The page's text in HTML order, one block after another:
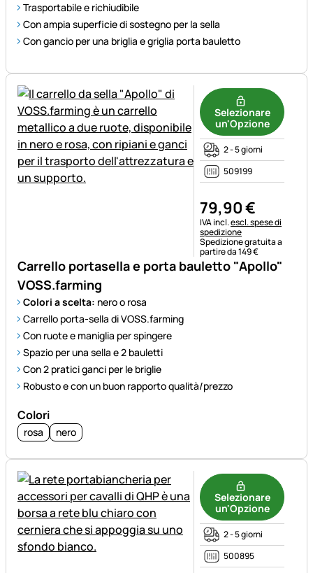
Trasportabile e richiudibile
Con ampia superficie di sostegno per la sella
Con gancio per una briglia e griglia porta bauletto
Carrello portasella e porta bauletto "Apollo"
VOSS.farming
Colori a scelta: nero o rosa
Carrello porta-sella di VOSS.farming
Con ruote e maniglia per spingere
Spazio per una sella e 2 bauletti
Con 2 pratici ganci per le briglie
Robusto e con un buon rapporto qualità/prezzo
Colori
rosa nero
Selezionare
un'Opzione
2 - 5 giorni
509199
79,90€
Informazioni fiscali:
IVA incl.escl. spese di
spedizione
Spedizione gratuita a
partire da 149 €
Selezionare
un'Opzione
2 - 5 giorni
500895